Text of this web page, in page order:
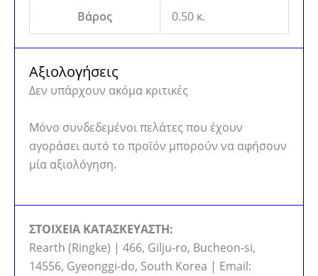
Βάρος 0.50 κ.
Αξιολογήσεις
Δεν υπάρχουν ακόμα κριτικές
Μόνο συνδεδεμένοι πελάτες που έχουν
αγοράσει αυτό το προϊόν μπορούν να αφήσουν
μία αξιολόγηση.
ΣΤΟΙΧΕΙΑ ΚΑΤΑΣΚΕΥΑΣΤΗ:
Rearth (Ringke) | 466, Gilju-ro, Bucheon-si,
14556, Gyeonggi-do, South Korea | Email: